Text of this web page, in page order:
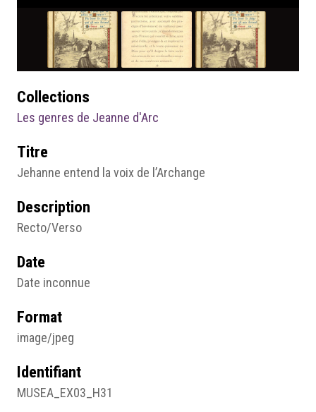
Collections
Les genres de Jeanne d'Arc
Titre
Jehanne entend la voix de l’Archange
Description
Recto/Verso
Date
Date inconnue
Format
image/jpeg
Identifiant
MUSEA_EX03_H31